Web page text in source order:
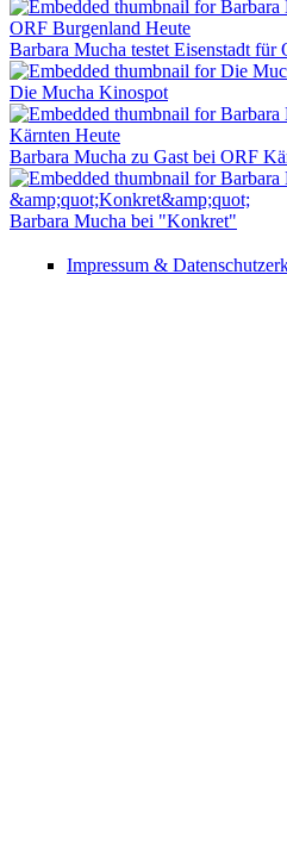
Barbara Mucha testet Eisenstadt
Die Mucha Kinospot
Barbara Mucha zu Gast bei ORF
Barbara Mucha bei "Konkret"
Impressum &